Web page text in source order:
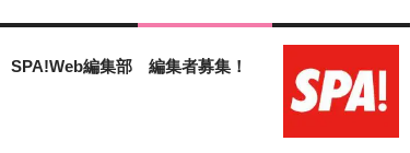
SPA!Web編集部 編集者募集！